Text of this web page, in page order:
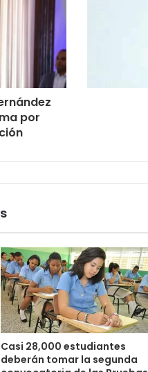
por
Casi 28,000 estudiantes
deberán tomar la segunda